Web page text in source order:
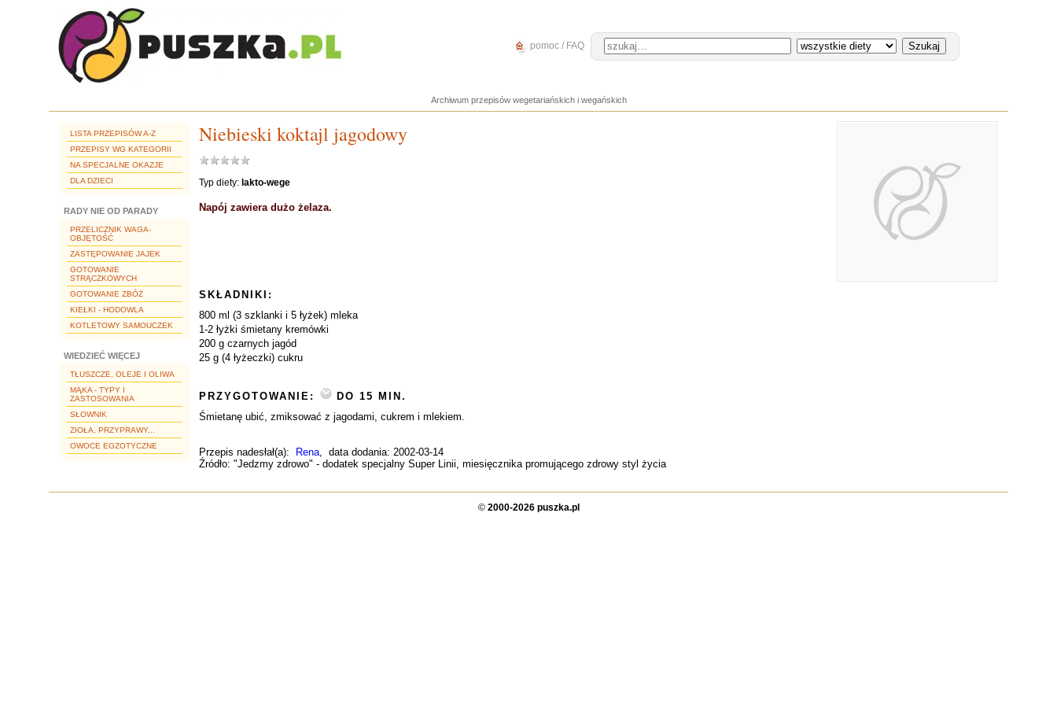
pomoc / FAQ
Archiwum przepisów wegetariańskich i wegańskich
LISTA PRZEPISÓW A-Z
PRZEPISY WG KATEGORII
NA SPECJALNE OKAZJE
DLA DZIECI
RADY NIE OD PARADY
PRZELICZNIK WAGA-
OBJĘTOŚĆ
ZASTĘPOWANIE JAJEK
GOTOWANIE
STRĄCZKOWYCH
GOTOWANIE ZBÓŻ
KIEŁKI - HODOWLA
KOTLETOWY SAMOUCZEK
WIEDZIEĆ WIĘCEJ
TŁUSZCZE, OLEJE I OLIWA
MĄKA - TYPY I
ZASTOSOWANIA
SŁOWNIK
ZIOŁA, PRZYPRAWY...
OWOCE EGZOTYCZNE
Niebieski koktajl jagodowy
Typ diety: lakto-wege
Napój zawiera dużo żelaza.
SKŁADNIKI:
800 ml (3 szklanki i 5 łyżek) mleka
1-2 łyżki śmietany kremówki
200 g czarnych jagód
25 g (4 łyżeczki) cukru
PRZYGOTOWANIE:
DO 15 MIN.
Śmietanę ubić, zmiksować z jagodami, cukrem i mlekiem.
Przepis nadesłał(a): Rena, data dodania: 2002-03-14
Źródło: "Jedzmy zdrowo" - dodatek specjalny Super Linii, miesięcznika promującego zdrowy styl życia
© 2000-2026 puszka.pl